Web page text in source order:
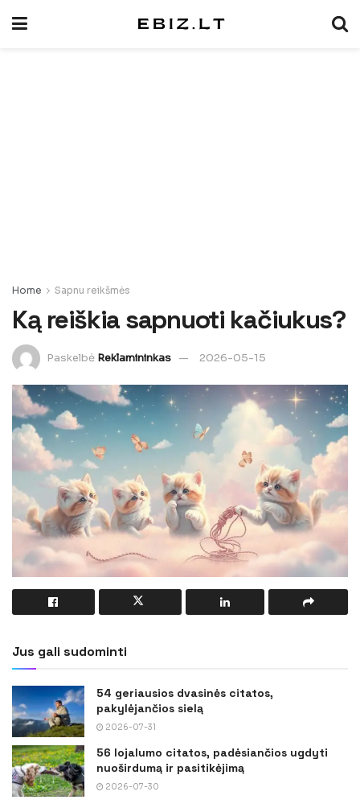
Home Sapnu reikšmės
Ką reiškia sapnuoti kačiukus?
Paskelbė Reklamininkas 2026-05-15
Jus gali sudominti
54 geriausios dvasinės citatos,
pakylėjančios sielą
2026-07-31
56 lojalumo citatos, padėsiančios ugdyti
nuoširdumą ir pasitikėjimą
2026-07-30